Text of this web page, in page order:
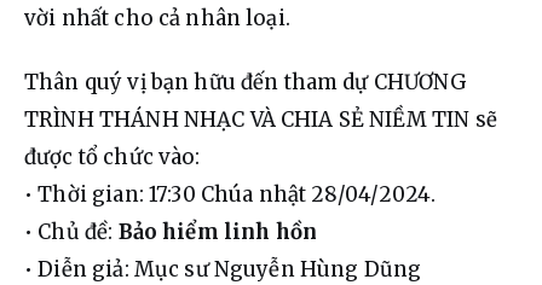
vời nhất cho cả nhân loại.
Thân quý vị bạn hữu đến tham dự CHƯƠNG
TRÌNH THÁNH NHẠC VÀ CHIA SẺ NIỀM TIN sẽ
được tổ chức vào:
• Thời gian: 17:30 Chúa nhật 28/04/2024.
• Chủ đề: Bảo hiểm linh hồn
• Diễn giả: Mục sư Nguyễn Hùng Dũng